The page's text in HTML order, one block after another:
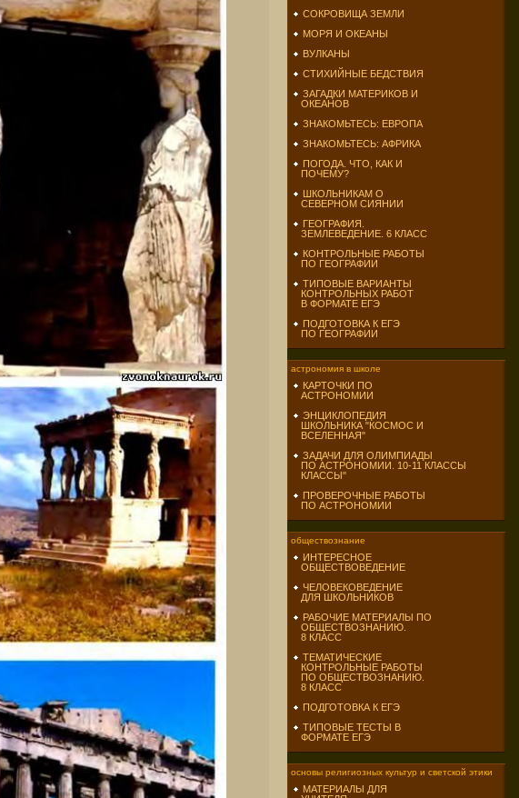
СОКРОВИЩА ЗЕМЛИ
МОРЯ И ОКЕАНЫ
ВУЛКАНЫ
СТИХИЙНЫЕ БЕДСТВИЯ
ЗАГАДКИ МАТЕРИКОВ И
ОКЕАНОВ
ЗНАКОМЬТЕСЬ: ЕВРОПА
ЗНАКОМЬТЕСЬ: АФРИКА
ПОГОДА. ЧТО, КАК И
ПОЧЕМУ?
ШКОЛЬНИКАМ О
СЕВЕРНОМ СИЯНИИ
ГЕОГРАФИЯ.
ЗЕМЛЕВЕДЕНИЕ. 6 КЛАСС
КОНТРОЛЬНЫЕ РАБОТЫ
ПО ГЕОГРАФИИ
ТИПОВЫЕ ВАРИАНТЫ
КОНТРОЛЬНЫХ РАБОТ
В ФОРМАТЕ ЕГЭ
ПОДГОТОВКА К ЕГЭ
ПО ГЕОГРАФИИ
астрономия в школе
КАРТОЧКИ ПО
АСТРОНОМИИ
ЭНЦИКЛОПЕДИЯ
ШКОЛЬНИКА "КОСМОС И
ВСЕЛЕННАЯ"
ЗАДАЧИ ДЛЯ ОЛИМПИАДЫ
ПО АСТРОНОМИИ. 10-11 КЛАССЫ
КЛАССЫ"
ПРОВЕРОЧНЫЕ РАБОТЫ
ПО АСТРОНОМИИ
обществознание
ИНТЕРЕСНОЕ
ОБЩЕСТВОВЕДЕНИЕ
ЧЕЛОВЕКОВЕДЕНИЕ
ДЛЯ ШКОЛЬНИКОВ
РАБОЧИЕ МАТЕРИАЛЫ ПО
ОБЩЕСТВОЗНАНИЮ.
8 КЛАСС
ТЕМАТИЧЕСКИЕ
КОНТРОЛЬНЫЕ РАБОТЫ
ПО ОБЩЕСТВОЗНАНИЮ.
8 КЛАСС
ПОДГОТОВКА К ЕГЭ
ТИПОВЫЕ ТЕСТЫ В
ФОРМАТЕ ЕГЭ
основы религиозных культур и светской этики
МАТЕРИАЛЫ ДЛЯ